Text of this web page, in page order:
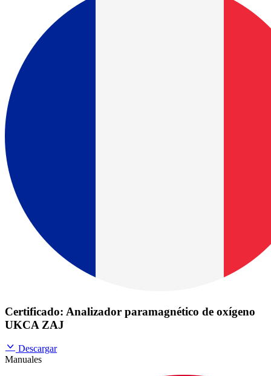
Certificado: Analizador paramagnético de oxígeno
UKCA ZAJ
Descargar
Manuales